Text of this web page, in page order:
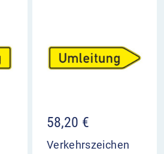
58,20 €
Verkehrszeichen